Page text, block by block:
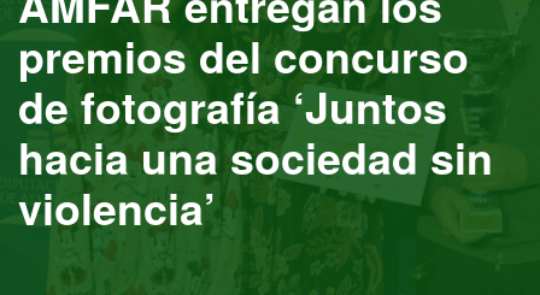
premios del concurso
de fotografía ‘Juntos
hacia una sociedad sin
violencia’